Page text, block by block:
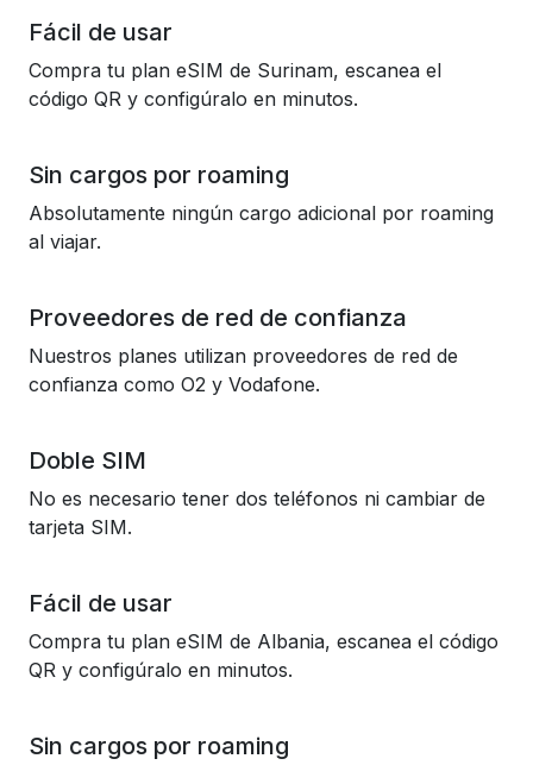
Fácil de usar
Compra tu plan eSIM de Surinam, escanea el
código QR y configúralo en minutos.
Sin cargos por roaming
Absolutamente ningún cargo adicional por roaming
al viajar.
Proveedores de red de confianza
Nuestros planes utilizan proveedores de red de
confianza como O2 y Vodafone.
Doble SIM
No es necesario tener dos teléfonos ni cambiar de
tarjeta SIM.
Fácil de usar
Compra tu plan eSIM de Albania, escanea el código
QR y configúralo en minutos.
Sin cargos por roaming